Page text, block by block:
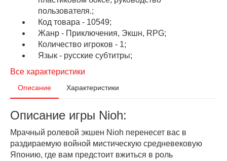
пользователя.;
Код товара - 10549;
Жанр - Приключения, Экшн, RPG;
Количество игроков - 1;
Язык - русские субтитры;
Все характеристики
Описание Характеристики
Описание игры Nioh:
Мрачный ролевой экшен Nioh перенесет вас в
раздираемую войной мистическую средневековую
Японию, где вам предстоит вжиться в роль